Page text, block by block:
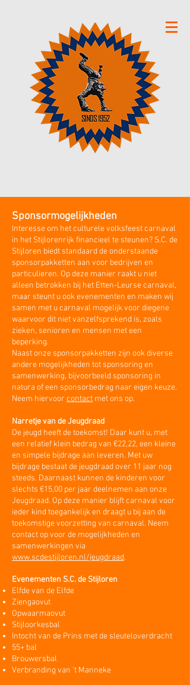
Sponsormogelijkheden
Interesse om het culturele volksfeest carnaval
in het Stijlorenrijk financieel te steunen? S.C. de
Stijloren biedt standaard de onderstaande
sponsorpakketten aan voor bedrijven en
particulieren. Op deze manier raakt u niet
alleen betrokken bij het Etten-Leurse carnaval,
maar steunt u ook evenementen en maken wij
samen met u carnaval mogelijk voor diegene
waarvoor dit niet vanzelfsprekend is, zoals
zieken, senioren en mensen met een
beperking.
Naast onze sponsorpakketten zijn ook diverse
andere mogelijkheden tot sponsoring en
samenwerking, bijvoorbeeld sponsoring in
natura of een sponsorbedrag naar eigen keuze.
Neem hiervoor contact met ons op.
Narretje van de Jeugdraad
De jeugd heeft de toekomst! Daar kunt u, met
een relatief klein bedrag van €22,22, een kleine
en simpele bijdrage aan leveren. Met uw
bijdrage bestaat de jeugdraad over 11 jaar nog
steeds. Daarnaast kunnen de kinderen voor
slechts €15,00 per jaar deelnemen aan onze
Jeugdraad. Op deze manier blijft carnaval voor
ieder kind toegankelijk en draagt u bij aan de
toekomstige voorzetting van carnaval. Neem
contact op voor de mogelijkheden en
samenwerkingen via
www.scdestijloren.nl/jeugdraad.
Evenementen S.C. de Stijloren
Elfde van de Elfde
Ziengaovut
Opwaarmaovut
Stijloorkesbal
Intocht van de Prins met de sleuteloverdracht
55+ bal
Brouwersbal
Verbranding van 't Manneke